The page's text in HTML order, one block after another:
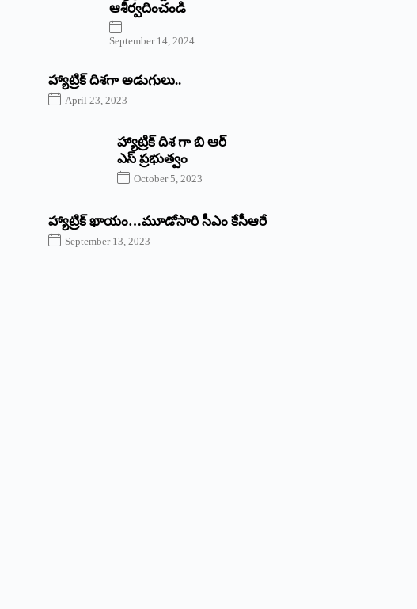
ఆశీర్వదించండి
September 14, 2024
‌హ్యాట్రిక్‌ ‌దిశగా అడుగులు..
April 23, 2023
హ్యాట్రిక్ దిశ గా బి ఆర్
ఎస్ ప్రభుత్వం
October 5, 2023
హ్యాట్రిక్‌ ‌ఖాయం…మూడోసారి సీఎం కేసీఆరే
September 13, 2023